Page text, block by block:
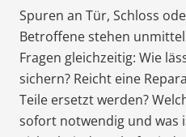
Spuren an Tür, Schloss
Betroffene stehen
Fragen gleichzeitig: Wie
sichern? Reicht eine
Teile ersetzt werden?
sofort notwendig und was